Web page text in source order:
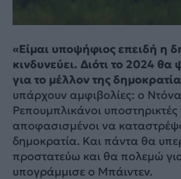
«Είμαι υποψήφιος επειδή η
κινδυνεύει. Διότι το 2024
για το μέλλον της
υπάρχουν αμφιβολίες: ο
Ρεπουμπλικάνοι υποστηρικτές
αποφασισμένοι να
δημοκρατία. Και πάντα θα
προστατεύω και θα πολεμώ
υπογράμμισε ο Μπάιντεν.